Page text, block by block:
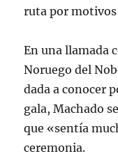
ruta por motivos
En una llamada
Noruego del
dada a conocer
gala, Machado
que «sentía
ceremonia.